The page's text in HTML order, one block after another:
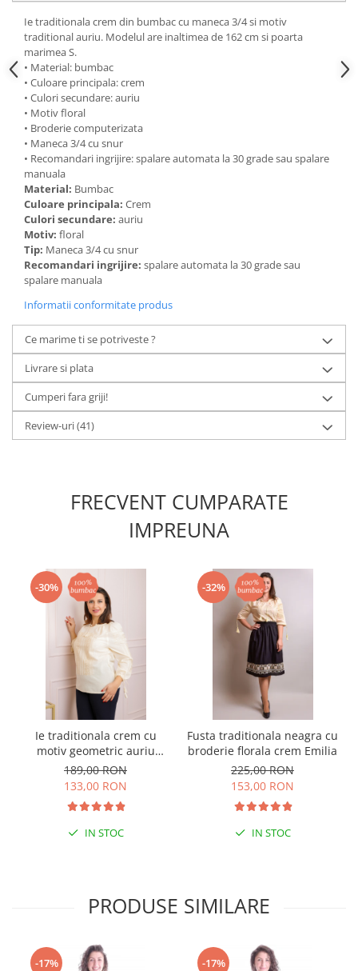
Ie traditionala crem din bumbac cu maneca 3/4 si motiv
traditional auriu. Modelul are inaltimea de 162 cm si poarta
marimea S.
• Material: bumbac
• Culoare principala: crem
• Culori secundare: auriu
• Motiv floral
• Broderie computerizata
• Maneca 3/4 cu snur
• Recomandari ingrijire: spalare automata la 30 grade sau spalare
manuala
Material: Bumbac
Culoare principala: Crem
Culori secundare: auriu
Motiv: floral
Tip: Maneca 3/4 cu snur
Recomandari ingrijire: spalare automata la 30 grade sau
spalare manuala
Informatii conformitate produs
Ce marime ti se potriveste ?
Livrare si plata
Cumperi fara griji!
Review-uri(41)
FRECVENT CUMPARATE
IMPREUNA
-30%
Ie traditionala crem cu
motiv geometric auriu
Estera 02 - maneca lunga
189,00 RON
133,00 RON
IN STOC
-32%
Fusta traditionala neagra cu
broderie florala crem Emilia
225,00 RON
153,00 RON
IN STOC
PRODUSE SIMILARE
-17% -17%